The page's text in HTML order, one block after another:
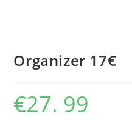
Organizer 17€
€27. 99